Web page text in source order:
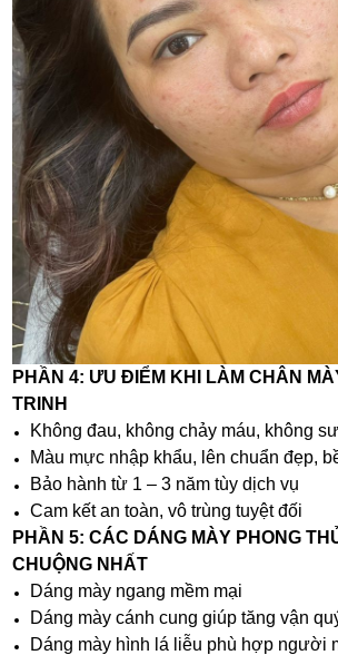
PHẦN 4: ƯU ĐIỂM KHI LÀM CHÂN
TRINH
Không đau, không chảy máu, không
Màu mực nhập khẩu, lên chuẩn đẹp,
Bảo hành từ 1 – 3 năm tùy dịch vụ
Cam kết an toàn, vô trùng tuyệt đối
PHẦN 5: CÁC DÁNG MÀY PHONG
CHUỘNG NHẤT
Dáng mày ngang mềm mại
Dáng mày cánh cung giúp tăng vận
Dáng mày hình lá liễu phù hợp người